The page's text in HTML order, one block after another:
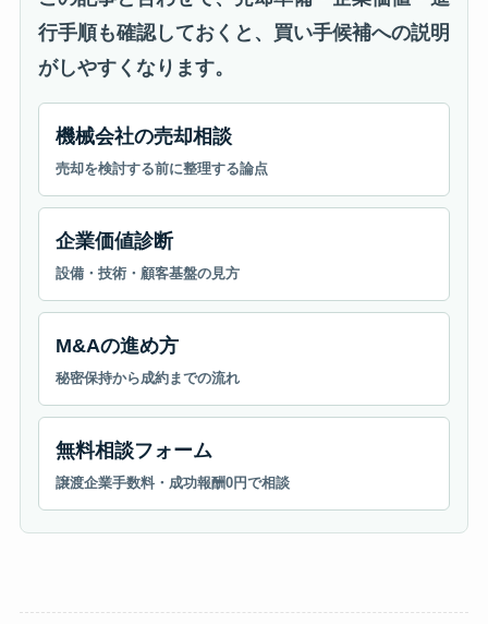
行手順も確認しておくと、買い手候補への説明
がしやすくなります。
機械会社の売却相談
売却を検討する前に整理する論点
企業価値診断
設備・技術・顧客基盤の見方
M&Aの進め方
秘密保持から成約までの流れ
無料相談フォーム
譲渡企業手数料・成功報酬0円で相談